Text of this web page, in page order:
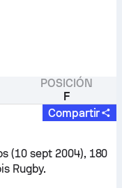
POSICIÓN
F
Compartir
(10 sept 2004), 180
Rugby.